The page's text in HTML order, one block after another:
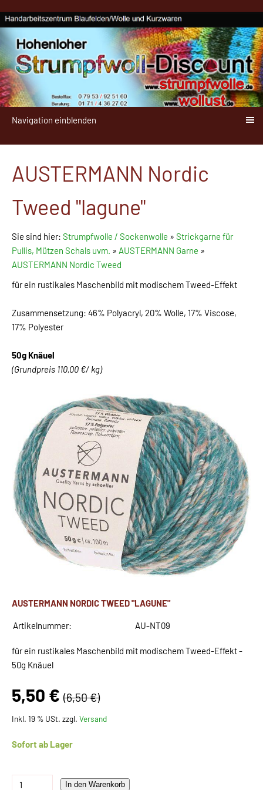
Navigation einblenden
AUSTERMANN Nordic
Tweed "lagune"
Sie sind hier: Strumpfwolle / Sockenwolle » Strickgarne für
Pullis, Mützen Schals uvm. » AUSTERMANN Garne »
AUSTERMANN Nordic Tweed
für ein rustikales Maschenbild mit modischem Tweed-Effekt
Zusammensetzung: 46% Polyacryl, 20% Wolle, 17% Viscose,
17% Polyester
50g Knäuel
(Grundpreis 110,00 €/ kg)
AUSTERMANN NORDIC TWEED "LAGUNE"
Artikelnummer: AU-NT09
für ein rustikales Maschenbild mit modischem Tweed-Effekt -
50g Knäuel
5,50 € (6,50 €)
Inkl. 19 % USt. zzgl. Versand
Sofort ab Lager
In den Warenkorb